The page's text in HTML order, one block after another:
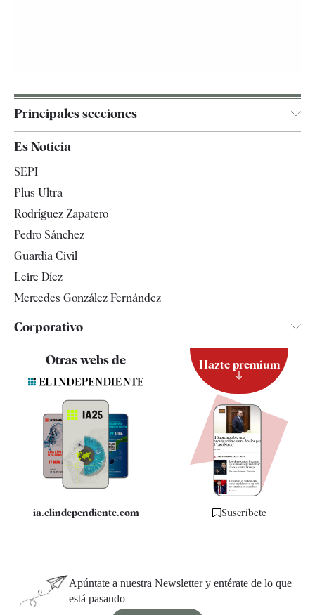
Principales secciones
España
Televisión
Es Noticia
SEPI
Plus Ultra
Rodríguez Zapatero
Pedro Sánchez
Guardia Civil
Leire Díez
Mercedes González Fernández
Corporativo
Contacto
Quiénes somos
Especificaciones
Otras webs de
ia.elindependiente.com
Hazte premium
Suscríbete
Apúntate a nuestra Newsletter y entérate de lo que
está pasando